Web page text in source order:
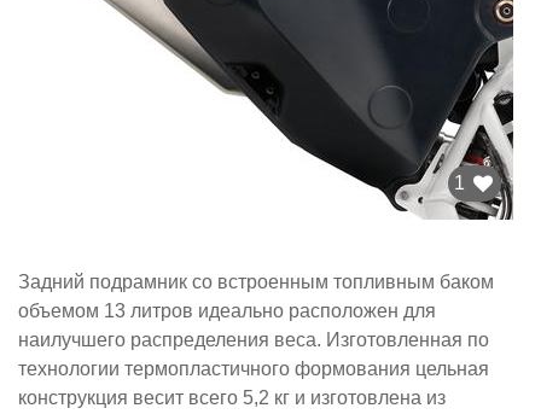
1
Задний подрамник со встроенным топливным баком
объемом 13 литров идеально расположен для
наилучшего распределения веса. Изготовленная по
технологии термопластичного формования цельная
конструкция весит всего 5,2 кг и изготовлена из